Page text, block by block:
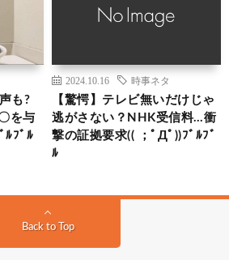
も?
を与
ﾙﾌﾞﾙ
2024.10.16 時事ネタ
【驚愕】テレビ無いだけじゃ
逃がさない？NHK受信料…衝
撃の証拠要求(( ；ﾟДﾟ))ﾌﾞﾙﾌﾞ
ﾙ
Back to Top